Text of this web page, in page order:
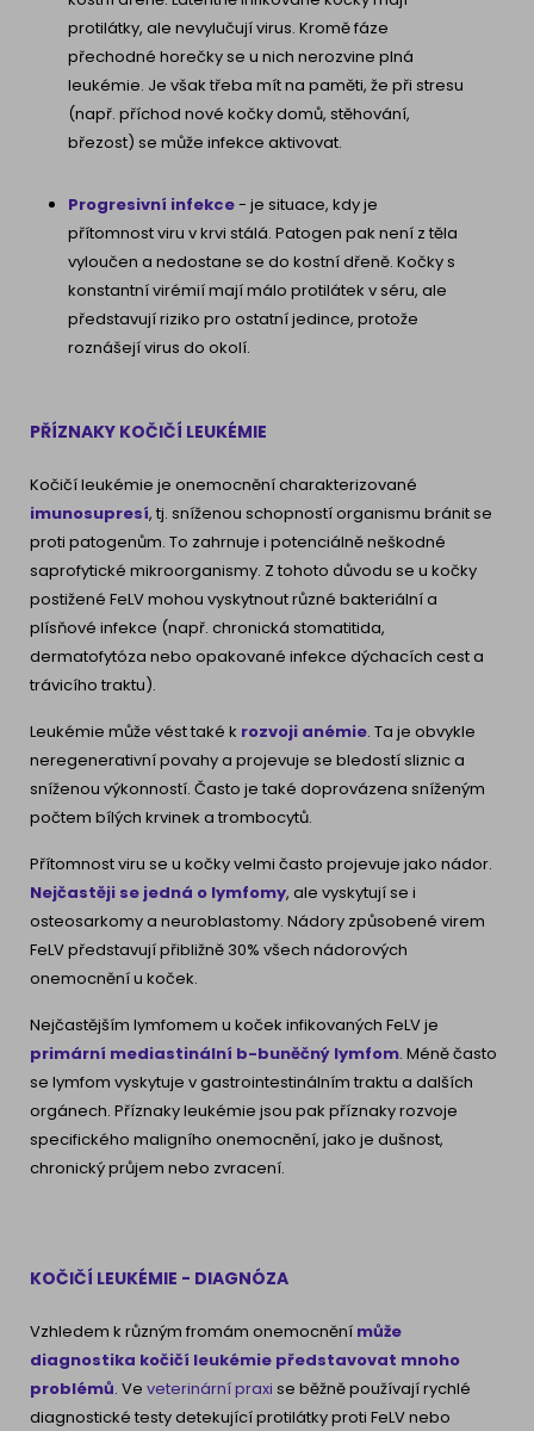
protilátky, ale nevylučují virus. Kromě fáze
přechodné horečky se u nich nerozvine plná
leukémie. Je však třeba mít na paměti, že při stresu
(např. příchod nové kočky domů, stěhování,
březost) se může infekce aktivovat.
Progresivní infekce- je situace, kdy je
přítomnost viru v krvi stálá. Patogen pak není z těla
vyloučen a nedostane se do kostní dřeně. Kočky s
konstantní virémií mají málo protilátek v séru, ale
představují riziko pro ostatní jedince, protože
roznášejí virus do okolí.
PŘÍZNAKY KOČIČÍ LEUKÉMIE
Kočičí leukémie je onemocnění charakterizované
imunosupresí, tj. sníženou schopností organismu bránit se
proti patogenům. To zahrnuje i potenciálně neškodné
saprofytické mikroorganismy. Z tohoto důvodu se u kočky
postižené FeLV mohou vyskytnout různé bakteriální a
plísňové infekce (např. chronická stomatitida,
dermatofytóza nebo opakované infekce dýchacích cest a
trávicího traktu).
Leukémie může vést také k rozvoji anémie. Ta je obvykle
neregenerativní povahy a projevuje se bledostí sliznic a
sníženou výkonností. Často je také doprovázena sníženým
počtem bílých krvinek a trombocytů.
Přítomnost viru se u kočky velmi často projevuje jako nádor.
Nejčastěji se jedná o lymfomy, ale vyskytují se i
osteosarkomy a neuroblastomy. Nádory způsobené virem
FeLV představují přibližně 30% všech nádorových
onemocnění u koček.
Nejčastějším lymfomem u koček infikovaných FeLV je
primární mediastinální b-buněčný lymfom. Méně často
se lymfom vyskytuje v gastrointestinálním traktu a dalších
orgánech. Příznaky leukémie jsou pak příznaky rozvoje
specifického maligního onemocnění, jako je dušnost,
chronický průjem nebo zvracení.
KOČIČÍ LEUKÉMIE - DIAGNÓZA
Vzhledem k různým fromám onemocnění může
diagnostika kočičí leukémie představovat mnoho
problémů. Ve veterinární praxi se běžně používají rychlé
diagnostické testy detekující protilátky proti FeLV nebo